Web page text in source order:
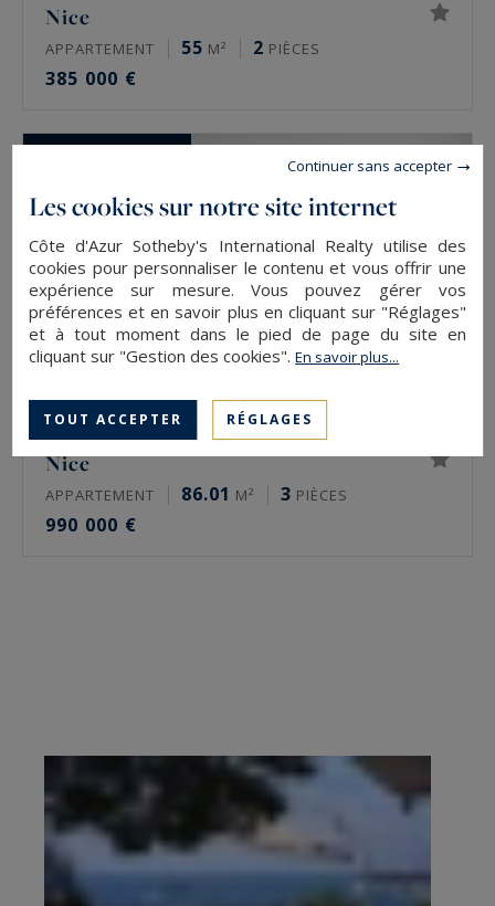
Nice
APPARTEMENT 55 M² 2 PIÈCES
385 000 €
Nice
APPARTEMENT 86.01 M² 3 PIÈCES
990 000 €
Les cookies sur notre site internet
Côte d'Azur Sotheby's International Realty utilise des
cookies pour personnaliser le contenu et vous offrir une
expérience sur mesure. Vous pouvez gérer vos
préférences et en savoir plus en cliquant sur "Réglages"
et à tout moment dans le pied de page du site en
cliquant sur "Gestion des cookies".En savoir plus...
TOUT ACCEPTER RÉGLAGES
Continuer sans accepter